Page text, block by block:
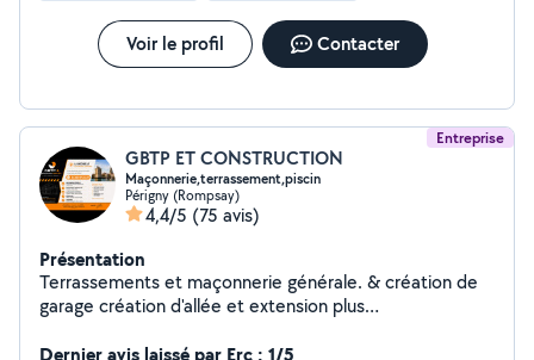
Voir le profil Contacter
Entreprise
GBTP ET CONSTRUCTION
Maçonnerie,terrassement,piscin
Périgny (Rompsay)
4,4/5 (75 avis)
Présentation
Terrassements et maçonnerie générale. & création de
garage création d'allée et extension plus
,maison,terrasse,murettes, Enduiseur. béton désactivé
Dernier avis laissé par Erc : 1/5